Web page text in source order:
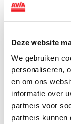
Deze website
We gebruiken
personaliseren,
en om ons
informatie over
partners voor
partners kunnen
AVIA VOLT en
van DC-